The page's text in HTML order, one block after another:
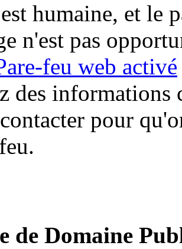
humaine, et le
n'est pas
feu web activé
des informations
pour
de Domaine